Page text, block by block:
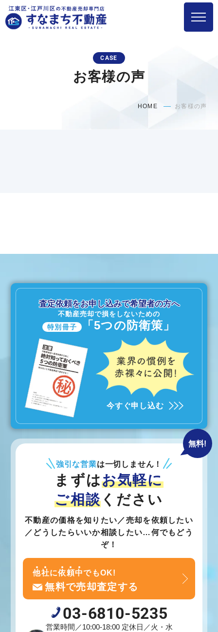
CASE
お客様の声
HOME お客様の声
査定依頼をお申し込みで希望者の方へ
不動産売却で損をしないための
特別冊子
「5つの防衛策」
今すぐ申し込む
無料!
強引な営業は一切しません！
まずはお気軽に
ご相談ください
不動産の価格を知りたい／売却を依頼したい
／どうしたらいいか相談したい…何でもどう
ぞ！
他社に依頼中でもOK!
無料で売却査定する
03-6810-5235
営業時間／10:00-18:00 定休日／火・水